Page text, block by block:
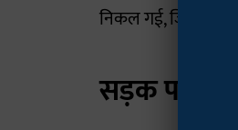
निकल गई, जिसे
सड़क पर